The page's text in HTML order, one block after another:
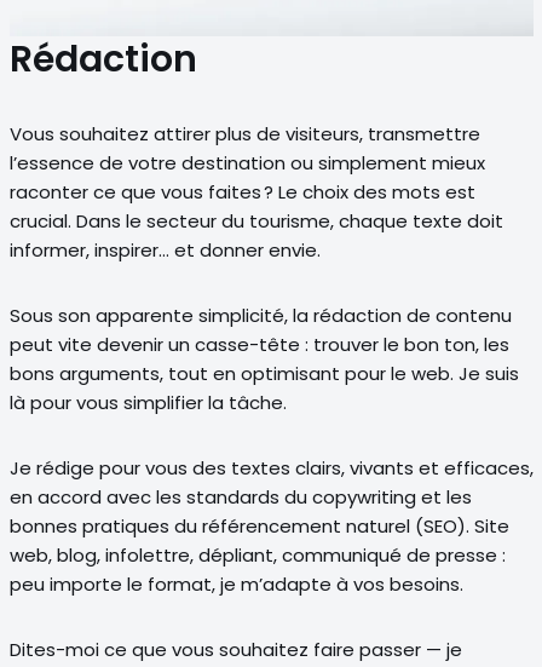
Rédaction
Vous souhaitez attirer plus de visiteurs, transmettre
l’essence de votre destination ou simplement mieux
raconter ce que vous faites ? Le choix des mots est
crucial. Dans le secteur du tourisme, chaque texte doit
informer, inspirer… et donner envie.
Sous son apparente simplicité, la rédaction de contenu
peut vite devenir un casse-tête : trouver le bon ton, les
bons arguments, tout en optimisant pour le web. Je suis
là pour vous simplifier la tâche.
Je rédige pour vous des textes clairs, vivants et efficaces,
en accord avec les standards du copywriting et les
bonnes pratiques du référencement naturel (SEO). Site
web, blog, infolettre, dépliant, communiqué de presse :
peu importe le format, je m’adapte à vos besoins.
Dites-moi ce que vous souhaitez faire passer — je